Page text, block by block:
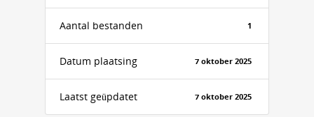
Aantal bestanden 1
Datum plaatsing 7 oktober 2025
Laatst geüpdatet 7 oktober 2025